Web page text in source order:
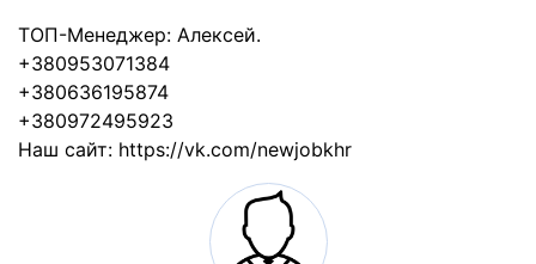
ТОП-Менеджер: Алексей.
+380953071384
+380636195874
+380972495923
Наш сайт: https://vk.com/newjobkhr